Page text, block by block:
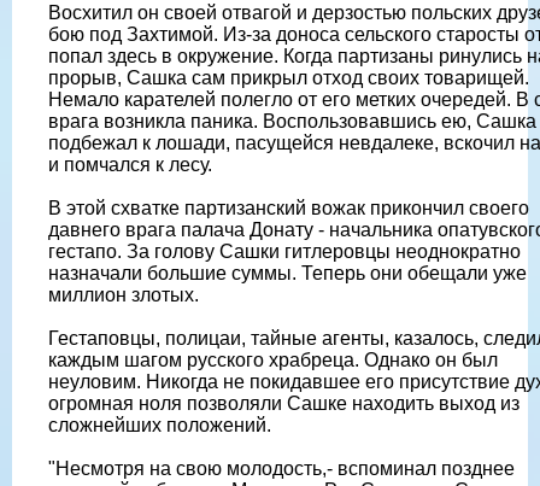
Восхитил он своей отвагой и дерзостью польских
бою под Захтимой. Из-за доноса сельского старосты
попал здесь в окружение. Когда партизаны ринулись
прорыв, Сашка сам прикрыл отход своих товарищей.
Немало карателей полегло от его метких очередей. В
врага возникла паника. Воспользовавшись ею, Сашка
подбежал к лошади, пасущейся невдалеке, вскочил
и помчался к лесу.
В этой схватке партизанский вожак прикончил своего
давнего врага палача Донату - начальника
гестапо. За голову Сашки гитлеровцы неоднократно
назначали большие суммы. Теперь они обещали уже
миллион злотых.
Гестаповцы, полицаи, тайные агенты, казалось,
каждым шагом русского храбреца. Однако он был
неуловим. Никогда не покидавшее его присутствие
огромная ноля позволяли Сашке находить выход из
сложнейших положений.
"Несмотря на свою молодость,- вспоминал позднее